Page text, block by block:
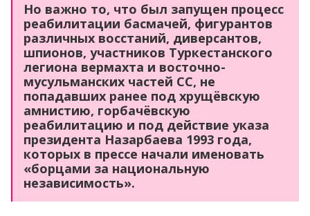
Но важно то, что был запущен процесс
реабилитации басмачей, фигурантов
различных восстаний, диверсантов,
шпионов, участников Туркестанского
легиона вермахта и восточно-
мусульманских частей СС, не
попадавших ранее под хрущёвскую
амнистию, горбачёвскую
реабилитацию и под действие указа
президента Назарбаева 1993 года,
которых в прессе начали именовать
«борцами за национальную
независимость».